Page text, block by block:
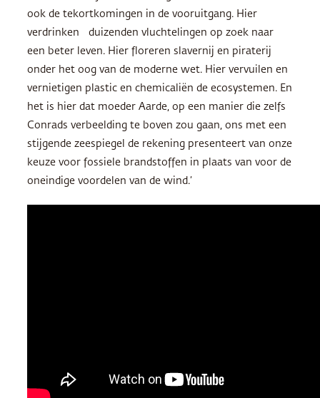
ook de tekortkomingen in de vooruitgang. Hier
verdrinken duizenden vluchtelingen op zoek naar
een beter leven. Hier floreren slavernij en piraterij
onder het oog van de moderne wet. Hier vervuilen en
vernietigen plastic en chemicaliën de ecosystemen. En
het is hier dat moeder Aarde, op een manier die zelfs
Conrads verbeelding te boven zou gaan, ons met een
stijgende zeespiegel de rekening presenteert van onze
keuze voor fossiele brandstoffen in plaats van voor de
oneindige voordelen van de wind.’